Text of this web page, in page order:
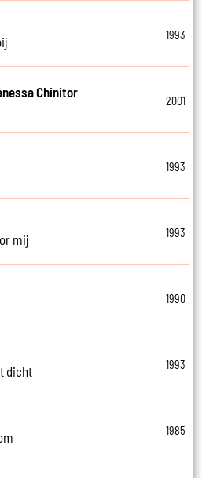
1993
Chinitor
2001
1993
mij
1993
1990
dicht
1993
1985